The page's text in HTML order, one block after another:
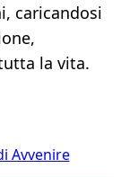
caricandosi
tutta la vita.
Avvenire